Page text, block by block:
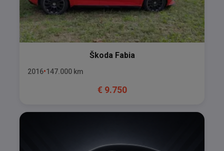
Škoda Fabia
2016 147.000 km
€ 9.750